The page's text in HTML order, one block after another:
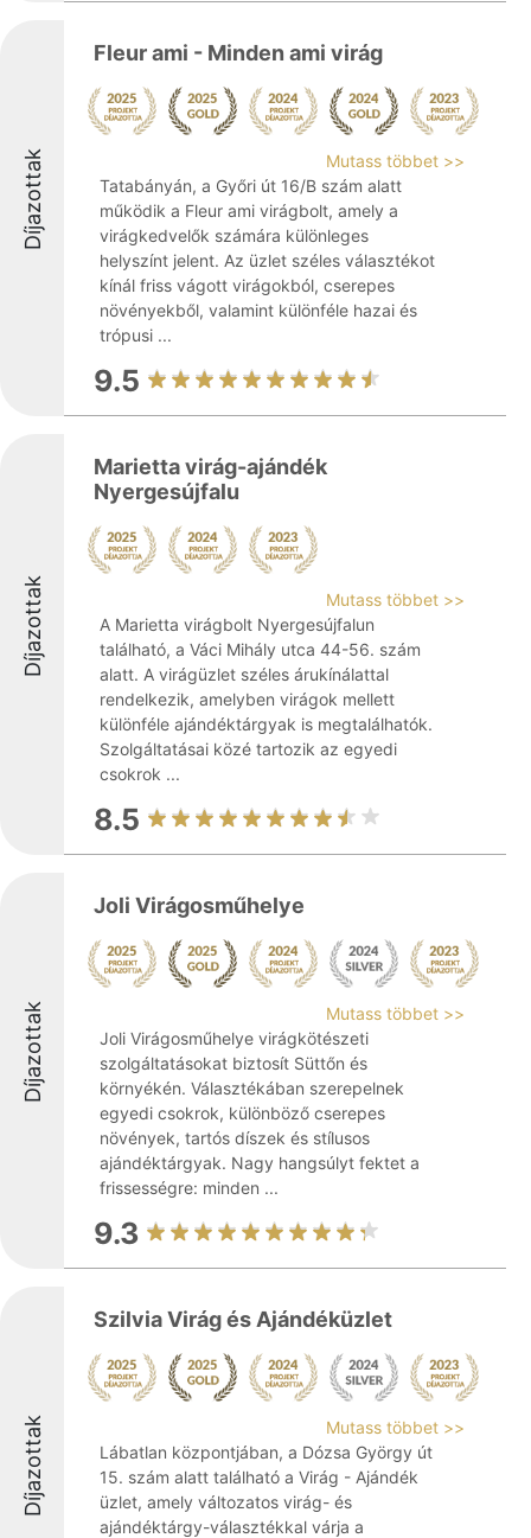
Díjazottak
Fleur ami - Minden ami virág
Mutass többet >>
Tatabányán, a Győri út 16/B szám alatt
működik a Fleur ami virágbolt, amely a
virágkedvelők számára különleges
helyszínt jelent. Az üzlet széles választékot
kínál friss vágott virágokból, cserepes
növényekből, valamint különféle hazai és
trópusi ...
9.5
Díjazottak
Marietta virág-ajándék
Nyergesújfalu
Mutass többet >>
A Marietta virágbolt Nyergesújfalun
található, a Váci Mihály utca 44-56. szám
alatt. A virágüzlet széles árukínálattal
rendelkezik, amelyben virágok mellett
különféle ajándéktárgyak is megtalálhatók.
Szolgáltatásai közé tartozik az egyedi
csokrok ...
8.5
Díjazottak
Joli Virágosműhelye
Mutass többet >>
Joli Virágosműhelye virágkötészeti
szolgáltatásokat biztosít Süttőn és
környékén. Választékában szerepelnek
egyedi csokrok, különböző cserepes
növények, tartós díszek és stílusos
ajándéktárgyak. Nagy hangsúlyt fektet a
frissességre: minden ...
9.3
Díjazottak
Szilvia Virág és Ajándéküzlet
Mutass többet >>
Lábatlan központjában, a Dózsa György út
15. szám alatt található a Virág - Ajándék
üzlet, amely változatos virág- és
ajándéktárgy-választékkal várja a